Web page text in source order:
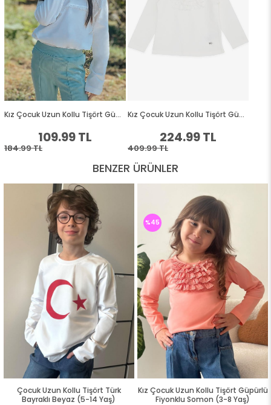
BENZER ÜRÜNLER
Çocuk Uzun Kollu Tişört Türk
Bayraklı Beyaz (5-14 Yaş)
Kız Çocuk Uzun Kollu Tişört Güpürlü
Fiyonklu Somon (3-8 Yaş)
%45